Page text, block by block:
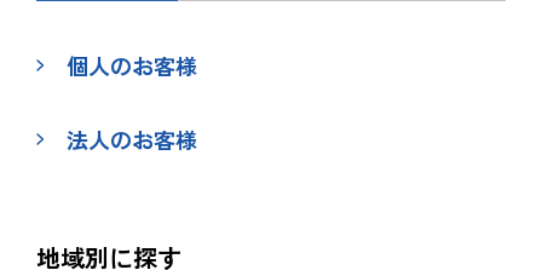
個人のお客様
法人のお客様
地域別に探す